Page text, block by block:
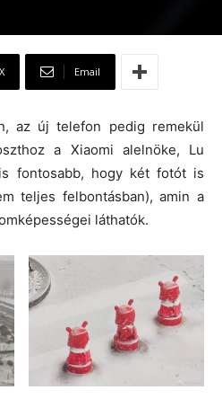
X Email
az új telefon pedig remekül
a Xiaomi alelnöke, Lu
fontosabb, hogy két fotót is
teljes felbontásban), amin a
láthatók.